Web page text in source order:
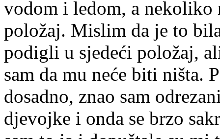
vodom i ledom, a nekoliko
položaj. Mislim da je to
podigli u sjedeći položaj,
sam da mu neće biti ništa.
dosadno, znao sam
djevojke i onda se brzo